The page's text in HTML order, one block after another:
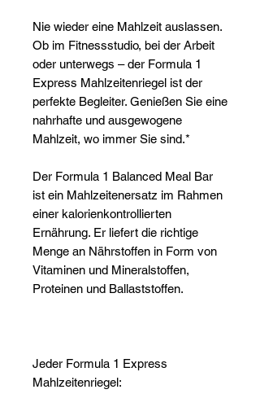
Nie wieder eine Mahlzeit auslassen.
Ob im Fitnessstudio, bei der Arbeit
oder unterwegs – der Formula 1
Express Mahlzeitenriegel ist der
perfekte Begleiter. Genießen Sie eine
nahrhafte und ausgewogene
Mahlzeit, wo immer Sie sind.*
Der Formula 1 Balanced Meal Bar
ist ein Mahlzeitenersatz im Rahmen
einer kalorienkontrollierten
Ernährung. Er liefert die richtige
Menge an Nährstoffen in Form von
Vitaminen und Mineralstoffen,
Proteinen und Ballaststoffen.
Jeder Formula 1 Express
Mahlzeitenriegel: